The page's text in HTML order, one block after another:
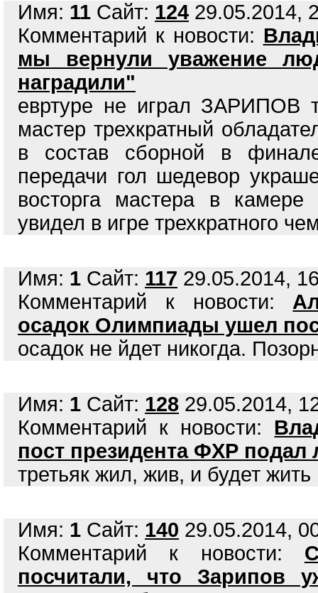
Имя: 11 Сайт: 124 29.05.2014,
Комментарий к новости:
мы вернули уважение
наградили"
евртуре не играл ЗАРИПОВ
мастер трехкратный
в состав сборной в
передачи гол шедевор
восторга мастера в
увидел в игре трехкратного
Имя: 1 Сайт: 117 29.05.2014,
Комментарий к новости:
осадок Олимпиады ушел
осадок не йдет никогда.
Имя: 1 Сайт: 128 29.05.2014,
Комментарий к новости:
пост президента ФХР
третьяк жил, жив, и будет жить
Имя: 1 Сайт: 140 29.05.2014,
Комментарий к новости:
посчитали, что Зарипов